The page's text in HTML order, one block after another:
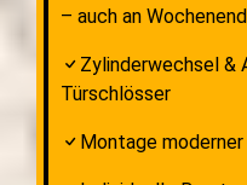
– auch an
Zylinderwechsel &
Türschlösser
Montage